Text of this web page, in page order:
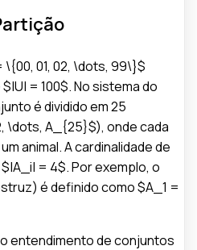
01, 02, \dots, 99\}$
= 100$. No sistema do
é dividido em 25
\dots, A_{25}$), onde cada
animal. A cardinalidade de
= 4$. Por exemplo, o
é definido como $A_1 =
entendimento de conjuntos